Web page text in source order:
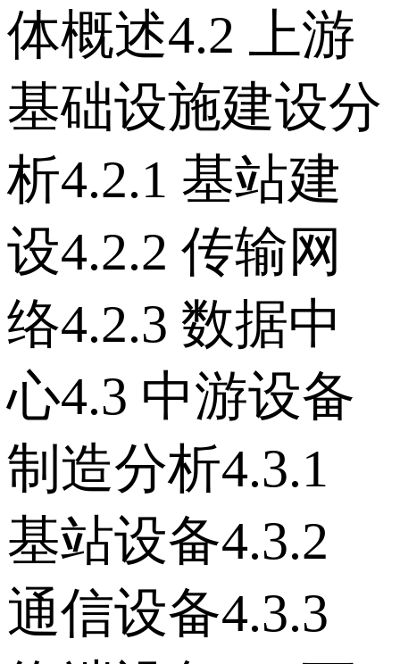
体概述 4.2 上游
基础设施建设分
析 4.2.1 基站建
设 4.2.2 传输网
络 4.2.3 数据中
心 4.3 中游设备
制造分析 4.3.1
基站设备 4.3.2
通信设备 4.3.3